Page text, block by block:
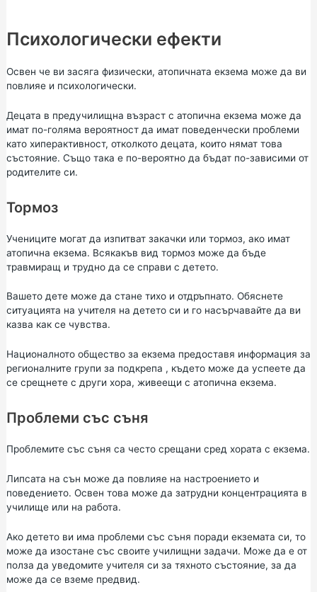
Психологически ефекти
Освен че ви засяга физически, атопичната екзема може да ви
повлияе и психологически.
Децата в предучилищна възраст с атопична екзема може да
имат по-голяма вероятност да имат поведенчески проблеми
като хиперактивност, отколкото децата, които нямат това
състояние. Също така е по-вероятно да бъдат по-зависими от
родителите си.
Тормоз
Учениците могат да изпитват закачки или тормоз, ако имат
атопична екзема. Всякакъв вид тормоз може да бъде
травмиращ и трудно да се справи с детето.
Вашето дете може да стане тихо и отдръпнато. Обяснете
ситуацията на учителя на детето си и го насърчавайте да ви
казва как се чувства.
Националното общество за екзема предоставя информация за
регионалните групи за подкрепа , където може да успеете да
се срещнете с други хора, живеещи с атопична екзема.
Проблеми със съня
Проблемите със съня са често срещани сред хората с екзема.
Липсата на сън може да повлияе на настроението и
поведението. Освен това може да затрудни концентрацията в
училище или на работа.
Ако детето ви има проблеми със съня поради екземата си, то
може да изостане със своите училищни задачи. Може да е от
полза да уведомите учителя си за тяхното състояние, за да
може да се вземе предвид.